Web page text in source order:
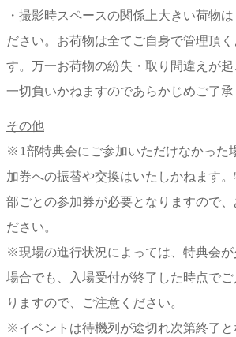
・撮影時スペースの関係上大きい荷物
ださい。お荷物は全てご自身で管理頂
す。万一お荷物の紛失・取り間違えが
一切負いかねますのであらかじめご了承
その他
※1部特典会にご参加いただけなかった
加券への振替や交換はいたしかねます
部ごとの参加券が必要となりますので、
ださい。
※現場の進行状況によっては、特典会
場合でも、入場受付が終了した時点で
りますので、ご注意ください。
※イベントは待機列が途切れ次第終了